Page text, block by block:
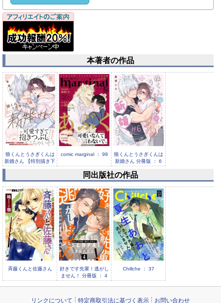
本著者の作品
狼くんとうさぎくんは
新婚さん 【特別描き下
ろし漫...
comic marginal ： 98
狼くんとうさぎくんは
新婚さん 分冊版 ： 6
comic marginal ： 97
同出版社の作品
斉藤くんと佐藤さん
好きです先輩！逃がし
ません！ 分冊版 ： 4
Chillche ： 37
リンクについて 特定商取引法に基づく表示 お問い合わせ